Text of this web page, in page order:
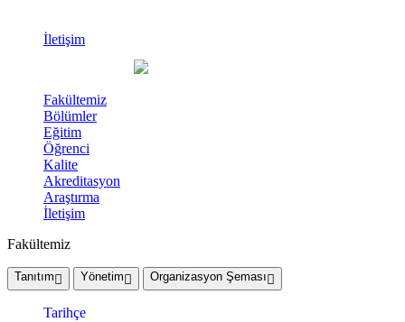
İletişim
Fakültemiz
Bölümler
Eğitim
Öğrenci
Kalite
Akreditasyon
Araştırma
İletişim
Fakültemiz
Tanıtım Yönetim Organizasyon Şeması
Tarihçe